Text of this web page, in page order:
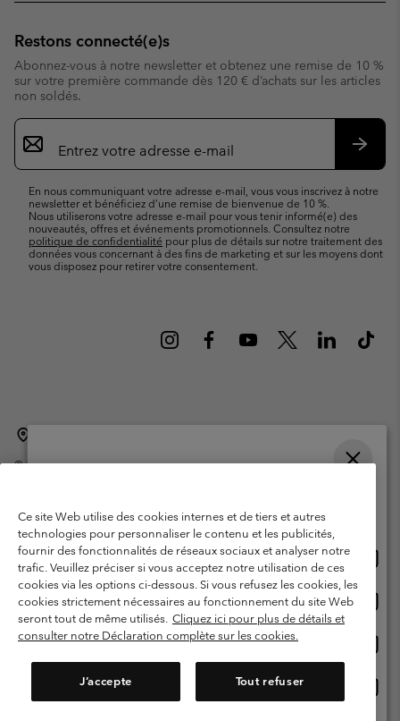
Restons connecté(e)s
Abonnez-vous à notre newsletter et obtenez une remise de 10 %
sur votre première commande dès 120 € d’achats sur les articles
non soldés.
Inscription
par
e-
En nous communiquant votre adresse e-mail, vous vous inscrivez à notre
newsletter et bénéficiez d’une remise de bienvenue de 10 %.
Nous utiliserons votre adresse e-mail pour vous tenir informé(e) des
nouveautés, offres et événements promotionnels. Consultez notre
politique de confidentialité pour plus de détails sur notre traitement des
données vous concernant à des fins de marketing et sur les moyens dont
vous disposez pour retirer votre consentement.
©2026Columbia Sportswear International Sarl. Avenue des Morgines, 12
Garanties Légales
Politique de confidentialité
Conditions d'utilisation - Membres
Conditions D'utilisation - Contenu généré par l'utilisateur
Impressum
Cookies
Service client: Lun - sam de 9h à 13h et de 14h à 18h
Ce site Web utilise des cookies internes et de tiers et autres
technologies pour personnaliser le contenu et les publicités,
fournir des fonctionnalités de réseaux sociaux et analyser notre
trafic. Veuillez préciser si vous acceptez notre utilisation de ces
cookies via les options ci-dessous. Si vous refusez les cookies, les
cookies strictement nécessaires au fonctionnement du site Web
seront tout de même utilisés. Cliquez ici pour plus de détails et
consulter notre Déclaration complète sur les cookies.
J’accepte Tout refuser
Achats en ligne disponibles
United States
ligne
Belgium-English
ligne
Belgium-Français
ligne
Belgium-Dutch